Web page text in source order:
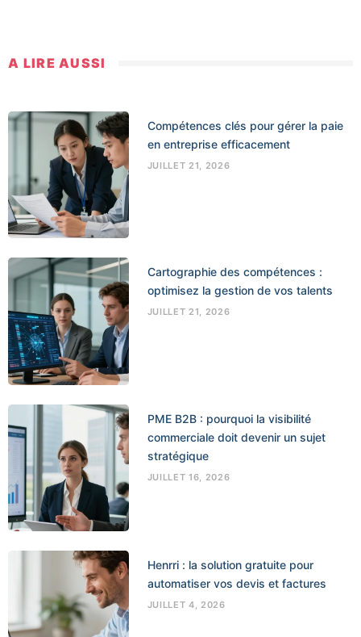
A LIRE AUSSI
Compétences clés pour gérer la paie
en entreprise efficacement
JUILLET 21, 2026
Cartographie des compétences :
optimisez la gestion de vos talents
JUILLET 21, 2026
PME B2B : pourquoi la visibilité
commerciale doit devenir un sujet
stratégique
JUILLET 16, 2026
Henrri : la solution gratuite pour
automatiser vos devis et factures
JUILLET 4, 2026